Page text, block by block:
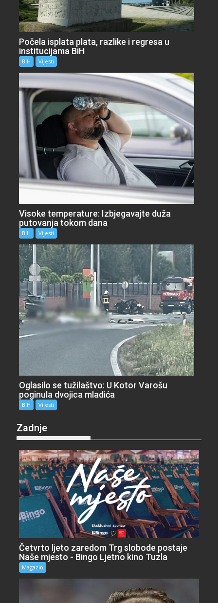
Počela isplata plata, razlike i regresa u
institucijama BiH
BiH Vijesti
Visoke temperature: Izbjegavajte duža
putovanja tokom dana
BiH Vijesti
Oglasilo se tužilaštvo: U Kotor Varošu
poginula dvojica mladića
BiH Vijesti
Zadnje
Četvrto ljeto zaredom Trg slobode postaje
Naše mjesto - Bingo Ljetno kino Tuzla
Magazin